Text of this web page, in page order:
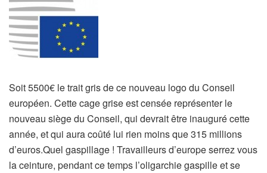
Soit 5500€ le trait gris de ce nouveau logo du Conseil
européen. Cette cage grise est censée représenter le
nouveau siège du Conseil, qui devrait être inauguré cette
année, et qui aura coûté lui rien moins que 315 millions
d’euros.Quel gaspillage ! Travailleurs d’europe serrez vous
la ceinture, pendant ce temps l’oligarchie gaspille et se